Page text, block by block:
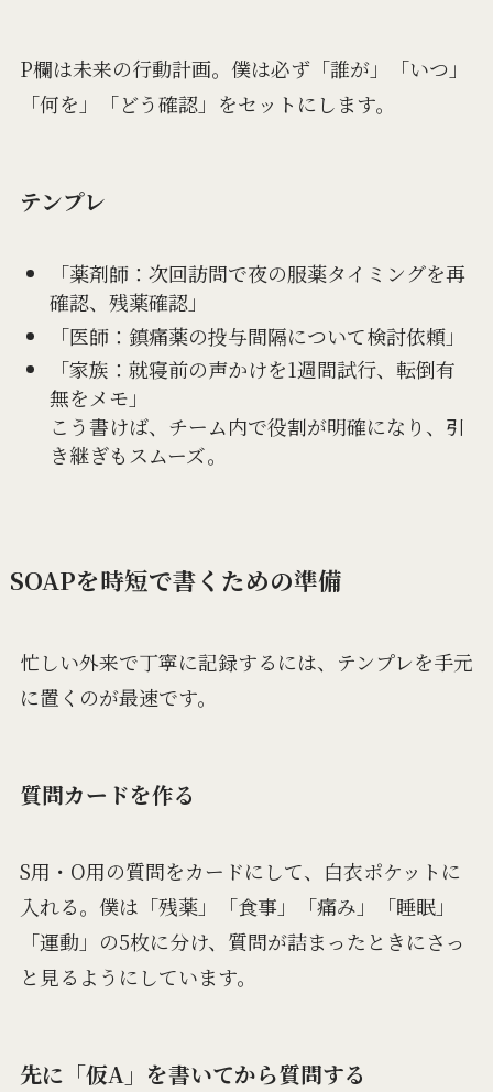
P欄は未来の行動計画。僕は必ず「誰が」「いつ」
「何を」「どう確認」をセットにします。
テンプレ
「薬剤師：次回訪問で夜の服薬タイミングを再
確認、残薬確認」
「医師：鎮痛薬の投与間隔について検討依頼」
「家族：就寝前の声かけを1週間試行、転倒有
無をメモ」
こう書けば、チーム内で役割が明確になり、引
き継ぎもスムーズ。
SOAPを時短で書くための準備
忙しい外来で丁寧に記録するには、テンプレを手元
に置くのが最速です。
質問カードを作る
S用・O用の質問をカードにして、白衣ポケットに
入れる。僕は「残薬」「食事」「痛み」「睡眠」
「運動」の5枚に分け、質問が詰まったときにさっ
と見るようにしています。
先に「仮A」を書いてから質問する